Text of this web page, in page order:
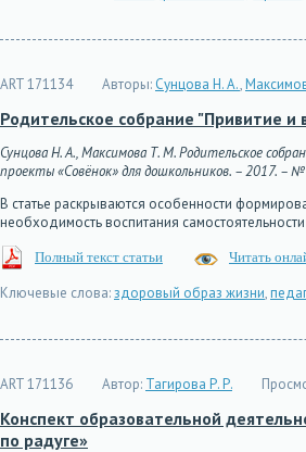
ART 171134 Авторы: Сунцова Н. А.,
Родительское собрание "Привитие и
Сунцова Н. А., Максимова Т. М. Родительское
проекты «Совёнок» для дошкольников. – 2017. –
В статье раскрываются особенности
необходимость воспитания
Полный текст статьи Читать
Ключевые слова:здоровый образ жизни,
ART 171136 Автор: Тагирова Р. Р.
Конспект образовательной
по радуге»